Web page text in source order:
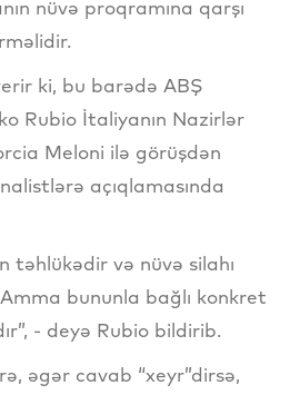
nüvə proqramına qarşı
ki, bu barədə ABŞ
Rubio İtaliyanın Nazirlər
Meloni ilə görüşdən
açıqlamasında
təhlükədir və nüvə silahı
bununla bağlı konkret
- deyə Rubio bildirib.
əgər cavab “xeyr”dirsə,